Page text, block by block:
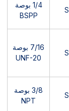
1/4 بوصة
BSPP
7/16 بوصة
UNF-20
3/8 بوصة
NPT